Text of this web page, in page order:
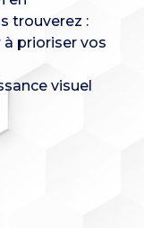
trouverez :
prioriser vos
visuel